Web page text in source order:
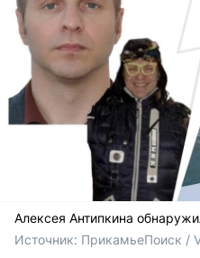
Алексея Антипкина
Источник: ПрикамьеПоиск /